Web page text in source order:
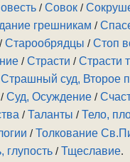
/Совок /
грешникам /
/Старообрядцы /Стоп
/Страсти /Страсти
Страшный суд, Второе
/Суд, Осуждение /
/Таланты /Тело,
/Толкование
глупость /Тщеславие.